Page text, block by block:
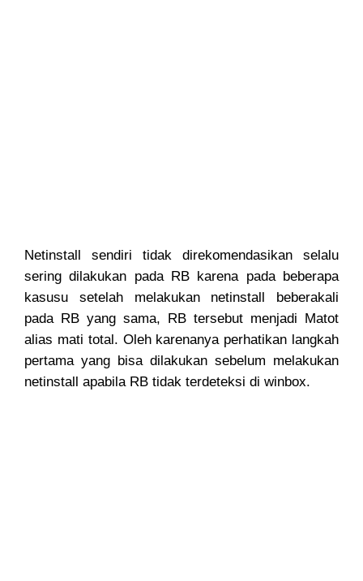
Netinstall sendiri tidak direkomendasikan selalu
sering dilakukan pada RB karena pada beberapa
kasusu setelah melakukan netinstall beberakali
pada RB yang sama, RB tersebut menjadi Matot
alias mati total. Oleh karenanya perhatikan langkah
pertama yang bisa dilakukan sebelum melakukan
netinstall apabila RB tidak terdeteksi di winbox.